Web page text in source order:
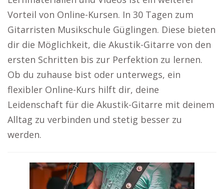
Vorteil von Online-Kursen. In 30 Tagen zum
Gitarristen Musikschule Güglingen. Diese bieten
dir die Möglichkeit, die Akustik-Gitarre von den
ersten Schritten bis zur Perfektion zu lernen.
Ob du zuhause bist oder unterwegs, ein
flexibler Online-Kurs hilft dir, deine
Leidenschaft für die Akustik-Gitarre mit deinem
Alltag zu verbinden und stetig besser zu
werden.